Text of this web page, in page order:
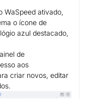
WaSpeed ativado,
o ícone de
azul destacado,
de
aos
criar novos, editar